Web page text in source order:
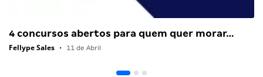
4 concursos abertos para quem quer morar…
Fellype Sales • 11 de Abril